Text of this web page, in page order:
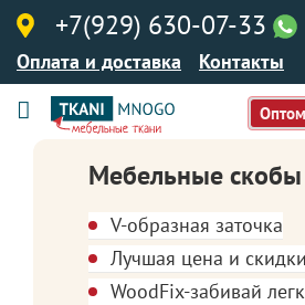
+7(929) 630-07-33
Оплата и доставка Контакты
Оптом
Мебельные
V-образная заточка
Лучшая цена и
WoodFix-забивай